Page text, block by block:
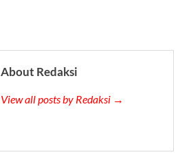
About Redaksi
View all posts by Redaksi →